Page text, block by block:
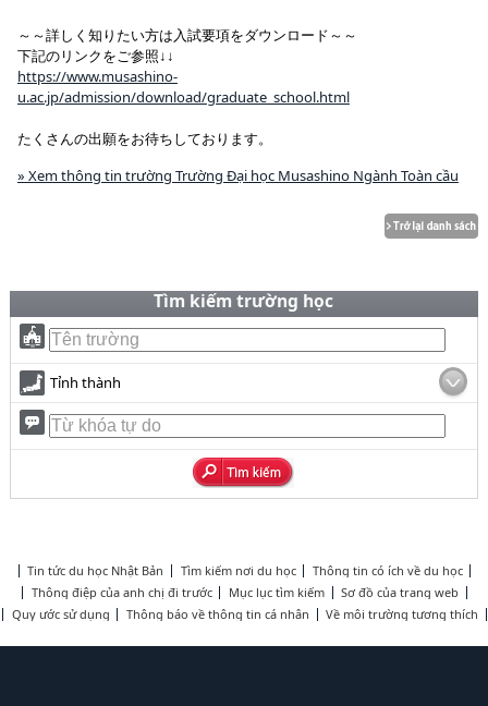
～～詳しく知りたい方は入試要項をダウンロード～～
下記のリンクをご参照↓↓
https://www.musashino-
u.ac.jp/admission/download/graduate_school.html
たくさんの出願をお待ちしております。
» Xem thông tin trường Trường Đại học Musashino Ngành Toàn cầu
Tìm kiếm trường học
Tỉnh thành
Tin tức du học Nhật Bản Tìm kiếm nơi du học
Thông tin có ích về du học
Thông điệp của anh chị đi trước
Mục lục tìm kiếm
Sơ đồ của trang web
Quy ước sử dụng
Thông báo về thông tin cá nhân Về môi trường tương thích